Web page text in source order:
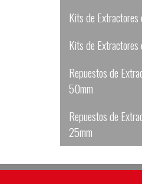
Kits de
Kits de
Repuestos de
50mm
Repuestos de
25mm